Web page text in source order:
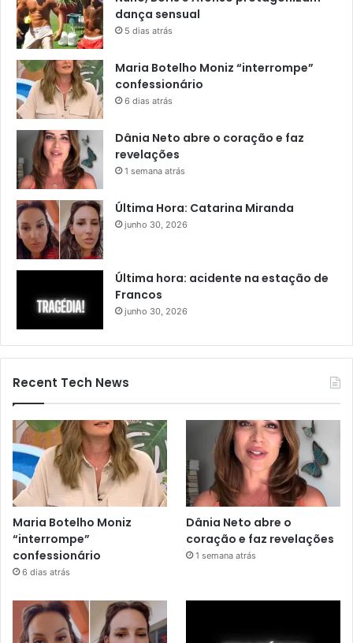
dança sensual
5 dias atrás
Maria Botelho Moniz “interrompe”
confessionário
6 dias atrás
Dânia Neto abre o coração e faz
revelações
1 semana atrás
Última Hora: Catarina Miranda
junho 30, 2026
Última hora: acidente na estação de
Francos
junho 30, 2026
Recent Tech News
Maria Botelho Moniz
“interrompe”
confessionário
6 dias atrás
Dânia Neto abre o
coração e faz revelações
1 semana atrás